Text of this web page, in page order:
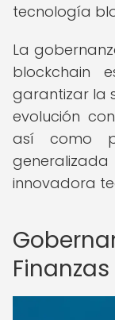
tecnología
La
blockchain
garantizar la
evolución
así como
innovadora
Finanzas